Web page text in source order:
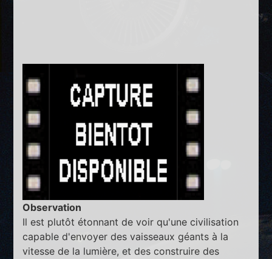
Observation
Il est plutôt étonnant de voir qu'une civilisation
capable d'envoyer des vaisseaux géants à la
vitesse de la lumière, et des construire des